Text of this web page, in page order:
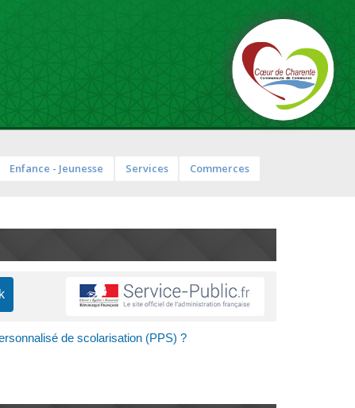
Enfance - Jeunesse Services Commerces
de scolarisation (PPS) ?